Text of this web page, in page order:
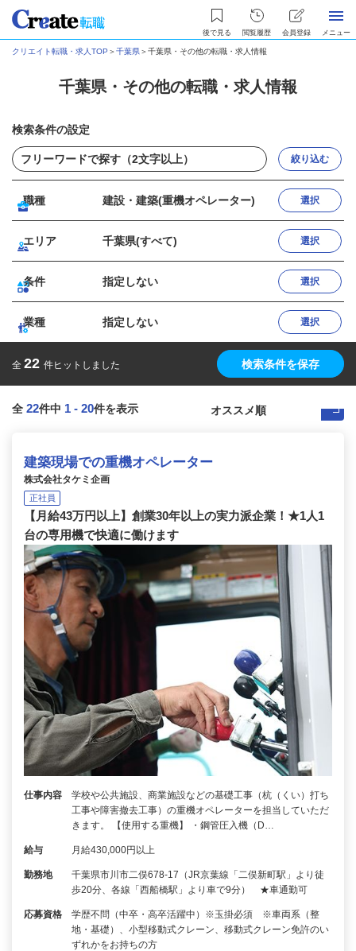
後で見る 閲覧履歴 会員登録 メニュー
クリエイト転職・求人TOP ＞千葉県＞千葉県・その他の転職・求人情報
千葉県・その他の転職・求人情報
検索条件の設定
絞り込む
職種 建設・建築(重機オペレーター) 選択
エリア 千葉県(すべて) 選択
条件 指定しない 選択
業種 指定しない 選択
全 22 件ヒットしました 検索条件を保存
全 22件中 1 - 20件を表示
建築現場での重機オペレーター
株式会社タケミ企画
正社員
【月給43万円以上】創業30年以上の実力派企業！★1人1
台の専用機で快適に働けます
仕事内容
学校や公共施設、商業施設などの基礎工事（杭（くい）打ち
工事や障害撤去工事）の重機オペレーターを担当していただ
きます。 【使用する重機】 ・鋼管圧入機（D…
給与 月給430,000円以上
勤務地
千葉県市川市二俣678-17（JR京葉線「二俣新町駅」より徒
歩20分、各線「西船橋駅」より車で9分） ★車通勤可
応募資格
学歴不問（中卒・高卒活躍中）※玉掛必須 ※車両系（整
地・基礎）、小型移動式クレーン、移動式クレーン免許のい
ずれかをお持ちの方